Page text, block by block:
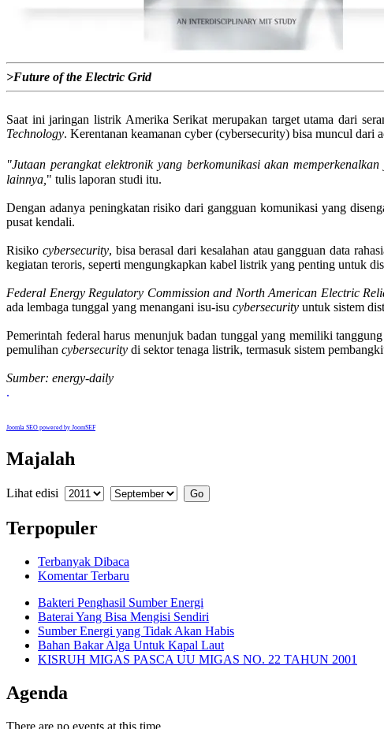
>Future of the Electric Grid
Saat ini jaringan listrik Amerika Serikat merupakan target utama dari
Technology. Kerentanan keamanan cyber (cybersecurity) bisa muncul
"Jutaan perangkat elektronik yang berkomunikasi akan
lainnya, " tulis laporan studi itu.
Dengan adanya peningkatan risiko dari gangguan komunikasi yang
pusat kendali.
Risiko cybersecurity, bisa berasal dari kesalahan atau gangguan data
kegiatan teroris, seperti mengungkapkan kabel listrik yang penting untuk
Federal Energy Regulatory Commission and North American Electric
ada lembaga tunggal yang menangani isu-isu cybersecurity untuk sistem
Pemerintah federal harus menunjuk badan tunggal yang memiliki
pemulihan cybersecurity di sektor tenaga listrik, termasuk sistem
Sumber: energy-daily
.
Joomla SEO powered by JoomSEF
Majalah
Lihat edisi
Terpopuler
Terbanyak Dibaca
Komentar Terbaru
Bakteri Penghasil Sumber Energi
Baterai Yang Bisa Mengisi Sendiri
Sumber Energi yang Tidak Akan Habis
Bahan Bakar Alga Untuk Kapal Laut
KISRUH MIGAS PASCA UU MIGAS NO. 22 TAHUN 2001
Agenda
There are no events at this time